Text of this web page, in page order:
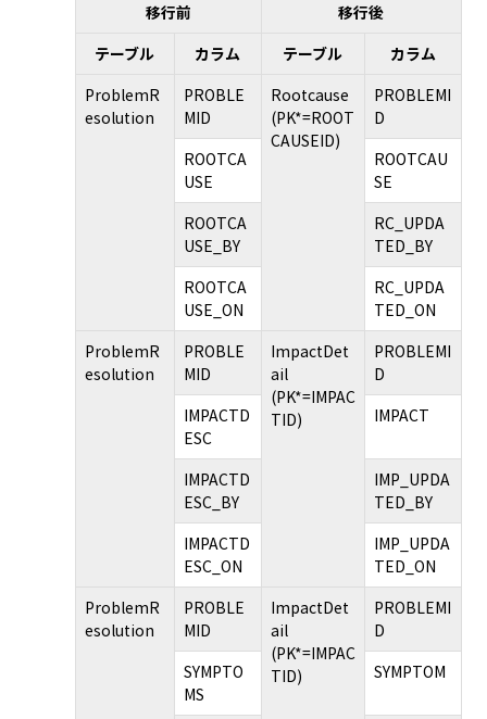
移行前
移行後
テーブル
カラム テーブル
カラム
ProblemR
esolution
PROBLE
MID
Rootcause
(PK*=ROOT
CAUSEID)
PROBLEMI
D
ROOTCA
USE
ROOTCAU
SE
ROOTCA
USE_BY
RC_UPDA
TED_BY
ROOTCA
USE_ON
RC_UPDA
TED_ON
ProblemR
esolution
PROBLE
MID
ImpactDet
ail
(PK*=IMPAC
TID)
PROBLEMI
D
IMPACTD
ESC
IMPACT
IMPACTD
ESC_BY
IMP_UPDA
TED_BY
IMPACTD
ESC_ON
IMP_UPDA
TED_ON
ProblemR
esolution
PROBLE
MID
ImpactDet
ail
(PK*=IMPAC
TID)
PROBLEMI
D
SYMPTO
MS
SYMPTOM